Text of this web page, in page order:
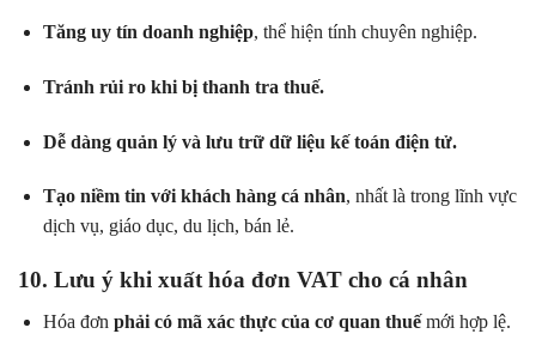
Tăng uy tín doanh nghiệp, thể hiện tính chuyên nghiệp.
Tránh rủi ro khi bị thanh tra thuế.
Dễ dàng quản lý và lưu trữ dữ liệu kế toán điện tử.
Tạo niềm tin với khách hàng cá nhân, nhất là trong lĩnh vực
dịch vụ, giáo dục, du lịch, bán lẻ.
10. Lưu ý khi xuất hóa đơn VAT cho cá nhân
Hóa đơn phải có mã xác thực của cơ quan thuếmới hợp lệ.